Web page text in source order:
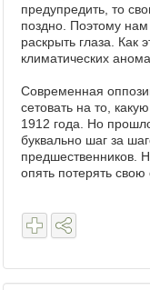
предупредить, то
поздно. Поэтому нам
раскрыть глаза.
климатических
Современная
сетовать на то,
1912 года. Но
буквально шаг за
предшественников.
опять потерять свою